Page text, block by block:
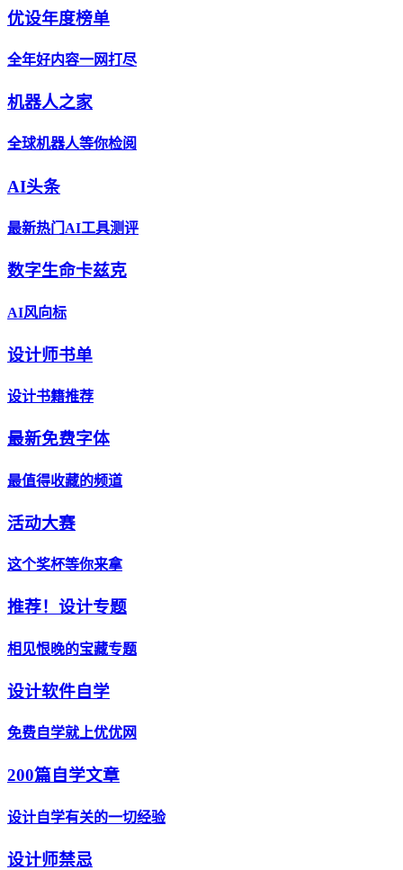
优设年度榜单
全年好内容一网打尽
机器人之家
全球机器人等你检阅
AI头条
最新热门AI工具测评
数字生命卡兹克
AI风向标
设计师书单
设计书籍推荐
最新免费字体
最值得收藏的频道
活动大赛
这个奖杯等你来拿
推荐！设计专题
相见恨晚的宝藏专题
设计软件自学
免费自学就上优优网
200篇自学文章
设计自学有关的一切经验
设计师禁忌